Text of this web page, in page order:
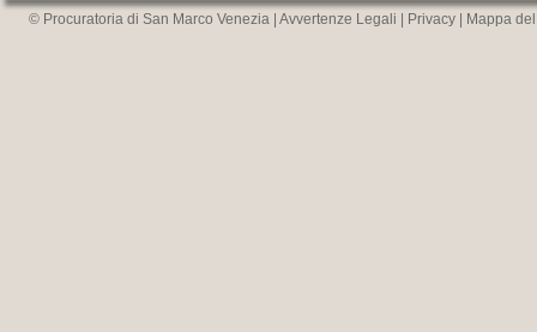
© Procuratoria di San Marco Venezia | Avvertenze Legali Privacy Mappa